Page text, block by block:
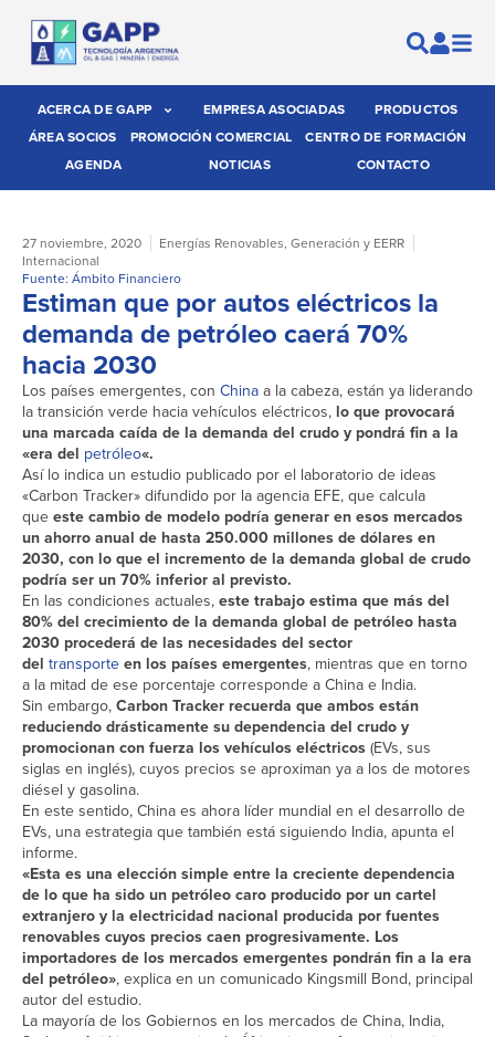
ACERCA DE GAPP EMPRESA ASOCIADAS
PRODUCTOS
ÁREA SOCIOS
PROMOCIÓN COMERCIAL
CENTRO DE FORMACIÓN
AGENDA
NOTICIAS CONTACTO
27 noviembre, 2020 Energías Renovables, Generación y EERR
Internacional
Fuente: Ámbito Financiero
Estiman que por autos eléctricos la
demanda de petróleo caerá 70%
hacia 2030
Los países emergentes, con Chinaa la cabeza, están ya liderando
la transición verde hacia vehículos eléctricos, lo que provocará
una marcada caída de la demanda del crudo y pondrá fin a la
«era del petróleo«.
Así lo indica un estudio publicado por el laboratorio de ideas
«Carbon Tracker» difundido por la agencia EFE, que calcula
queeste cambio de modelo podría generar en esos mercados
un ahorro anual de hasta 250.000 millones de dólares en
2030, con lo que el incremento de la demanda global de crudo
podría ser un 70% inferior al previsto.
En las condiciones actuales,este trabajo estima que más del
80% del crecimiento de la demanda global de petróleo hasta
2030 procederá de las necesidades del sector
del transporteen los países emergentes, mientras que en torno
a la mitad de ese porcentaje corresponde a China e India.
Sin embargo,Carbon Tracker recuerda que ambos están
reduciendo drásticamente su dependencia del crudo y
promocionan con fuerza los vehículos eléctricos(EVs, sus
siglas en inglés), cuyos precios se aproximan ya a los de motores
diésel y gasolina.
En este sentido, China es ahora líder mundial en el desarrollo de
EVs, una estrategia que también está siguiendo India, apunta el
informe.
«Esta es una elección simple entre la creciente dependencia
de lo que ha sido un petróleo caro producido por un cartel
extranjero y la electricidad nacional producida por fuentes
renovables cuyos precios caen progresivamente. Los
importadores de los mercados emergentes pondrán fin a la era
del petróleo», explica en un comunicado Kingsmill Bond, principal
autor del estudio.
La mayoría de los Gobiernos en los mercados de China, India,